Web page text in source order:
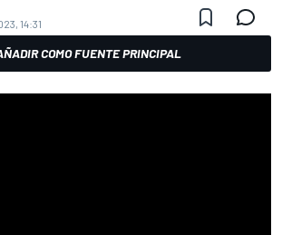
14:31
COMO FUENTE PRINCIPAL